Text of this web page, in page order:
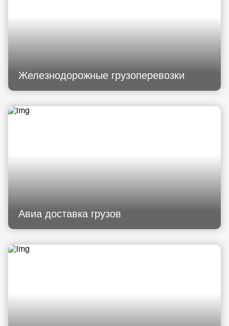
Железнодорожные грузоперевозки
Авиа доставка грузов